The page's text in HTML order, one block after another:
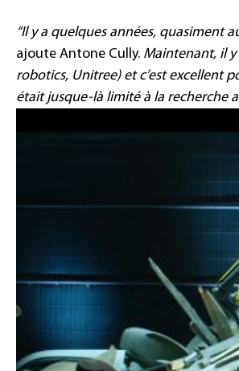
“Il y a quelques années, quasiment
ajoute Antone Cully. Maintenant, il y
robotics, Unitree) et c’est excellent
était jusque-là limité à la recherche